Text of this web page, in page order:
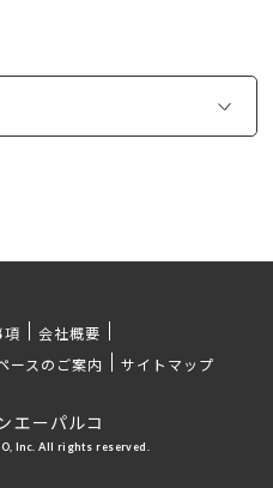
項
会社概要
ースのご案内
サイトマップ
エーパルコ
Inc. All rights reserved.